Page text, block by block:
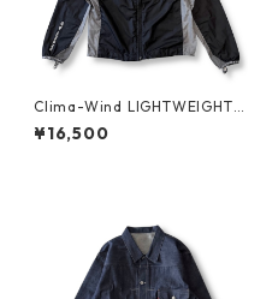
Clima-Wind LIGHTWEIGHT J
KT by SALOMON
¥16,500